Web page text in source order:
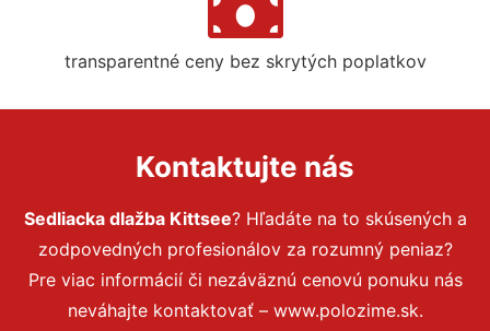
transparentné ceny bez skrytých poplatkov
Kontaktujte nás
Sedliacka dlažba Kittsee? Hľadáte na to skúsených a
zodpovedných profesionálov za rozumný peniaz?
Pre viac informácií či nezáväznú cenovú ponuku nás
neváhajte kontaktovať – www.polozime.sk.